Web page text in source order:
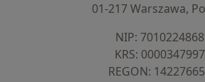
01-217 Warszawa,
NIP: ⁠7010224868
KRS: ⁠0000347997
REGON: